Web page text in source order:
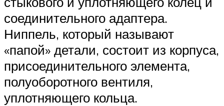
соединительного адаптера.
Ниппель, который называют
«папой» детали, состоит из корпуса,
присоединительного элемента,
полуоборотного вентиля,
уплотняющего кольца.